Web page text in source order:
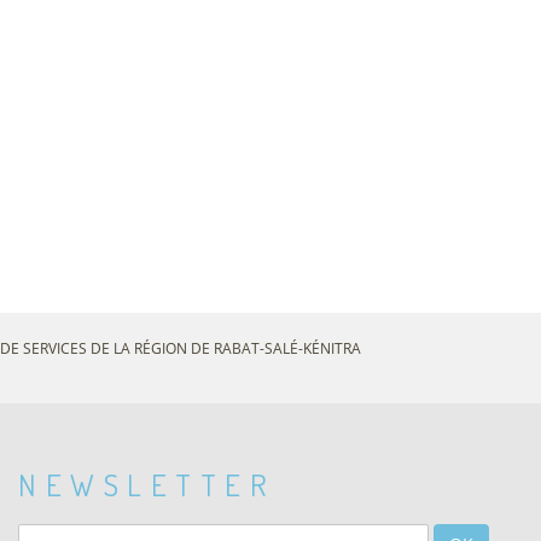
SERVICES DE LA RÉGION DE RABAT-SALÉ-KÉNITRA
NEWSLETTER